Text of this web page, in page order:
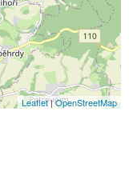
Leaflet|OpenStreetMap